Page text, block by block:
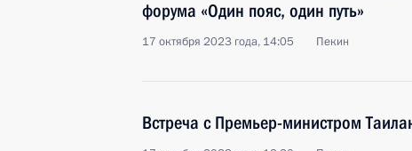
форума «Один пояс, один путь»
17 октября 2023 года, 14:05 Пекин
Встреча с Премьер-министром